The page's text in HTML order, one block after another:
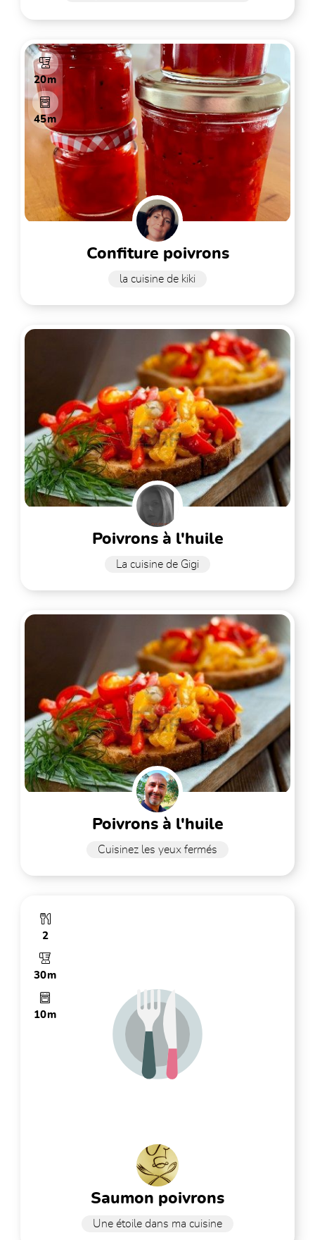
20m
45m
confiture poivrons
la cuisine de kiki
poivrons à l'huile
La cuisine de Gigi
poivrons à l'huile
Cuisinez les yeux fermés
2
30m
10m
saumon poivrons
Une étoile dans ma cuisine